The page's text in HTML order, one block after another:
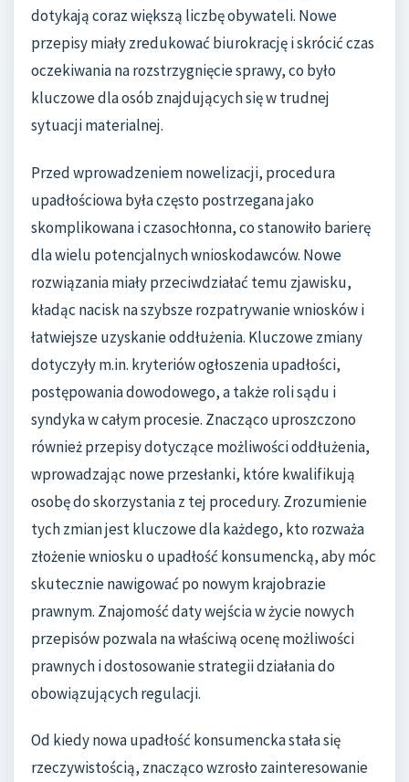
dotykają coraz większą liczbę obywateli. Nowe
przepisy miały zredukować biurokrację i skrócić czas
oczekiwania na rozstrzygnięcie sprawy, co było
kluczowe dla osób znajdujących się w trudnej
sytuacji materialnej.
Przed wprowadzeniem nowelizacji, procedura
upadłościowa była często postrzegana jako
skomplikowana i czasochłonna, co stanowiło barierę
dla wielu potencjalnych wnioskodawców. Nowe
rozwiązania miały przeciwdziałać temu zjawisku,
kładąc nacisk na szybsze rozpatrywanie wniosków i
łatwiejsze uzyskanie oddłużenia. Kluczowe zmiany
dotyczyły m.in. kryteriów ogłoszenia upadłości,
postępowania dowodowego, a także roli sądu i
syndyka w całym procesie. Znacząco uproszczono
również przepisy dotyczące możliwości oddłużenia,
wprowadzając nowe przesłanki, które kwalifikują
osobę do skorzystania z tej procedury. Zrozumienie
tych zmian jest kluczowe dla każdego, kto rozważa
złożenie wniosku o upadłość konsumencką, aby móc
skutecznie nawigować po nowym krajobrazie
prawnym. Znajomość daty wejścia w życie nowych
przepisów pozwala na właściwą ocenę możliwości
prawnych i dostosowanie strategii działania do
obowiązujących regulacji.
Od kiedy nowa upadłość konsumencka stała się
rzeczywistością, znacząco wzrosło zainteresowanie